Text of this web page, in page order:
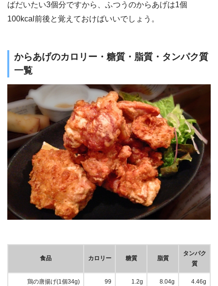
ばだいたい3個分ですから、ふつうのからあげは1個
100kcal前後と覚えておけばいいでしょう。
からあげのカロリー・糖質・脂質・タンパク質
一覧
食品 カロリー 糖質 脂質
タンパク
質
鶏の唐揚げ(1個34g) 99 1.2g 8.04g 4.46g